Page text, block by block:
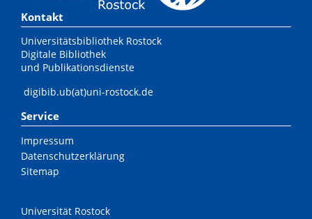
Kontakt
Universitätsbibliothek Rostock
Digitale Bibliothek
und Publikationsdienste
digibib.ub(at)uni-rostock.de
Service
Impressum
Datenschutzerklärung
Sitemap
Universität Rostock